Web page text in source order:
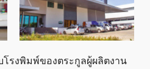
รงพิมพ์ของตระกูลผู้ผลิตงาน